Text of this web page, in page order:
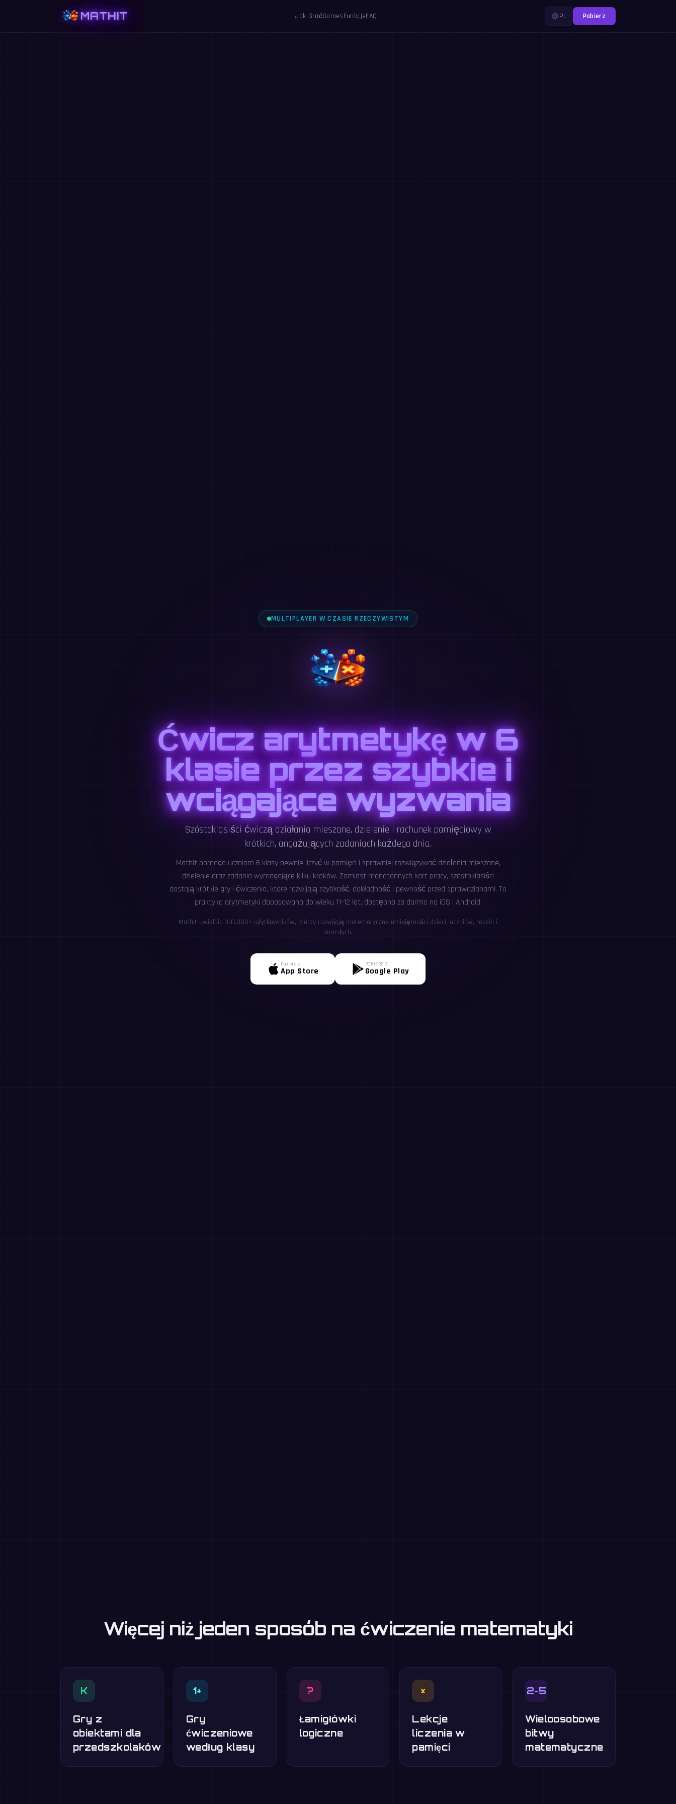
MATHIT Jak GraćGamesFunkcjeFAQ PL Pobierz
MULTIPLAYER W CZASIE RZECZYWISTYM
Ćwicz arytmetykę w 6
klasie przez szybkie i
wciągające wyzwania
Szóstoklasiści ćwiczą działania mieszane, dzielenie i rachunek pamięciowy w
krótkich, angażujących zadaniach każdego dnia.
MathIt pomaga uczniom 6 klasy pewnie liczyć w pamięci i sprawniej rozwiązywać działania mieszane,
dzielenie oraz zadania wymagające kilku kroków. Zamiast monotonnych kart pracy, szóstoklasiści
dostają krótkie gry i ćwiczenia, które rozwijają szybkość, dokładność i pewność przed sprawdzianami. To
praktyka arytmetyki dopasowana do wieku 11-12 lat, dostępna za darmo na iOS i Android.
MathIt uwielbia 100,000+ użytkowników, którzy rozwijają matematyczne umiejętności dzieci, uczniów, rodzin i
dorosłych.
Pobierz z
App Store
POBIERZ Z
Google Play
Więcej niż jeden sposób na ćwiczenie matematyki
K
Gry z
obiektami dla
przedszkolaków
1+
Gry
ćwiczeniowe
według klasy
?
Łamigłówki
logiczne
×
Lekcje
liczenia w
pamięci
2-5
Wieloosobowe
bitwy
matematyczne